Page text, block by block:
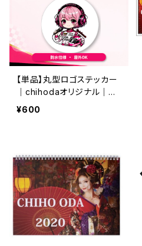
【単品】丸型ロゴステッカー
｜chihodaオリジナル｜防
水・屋外OK
¥600